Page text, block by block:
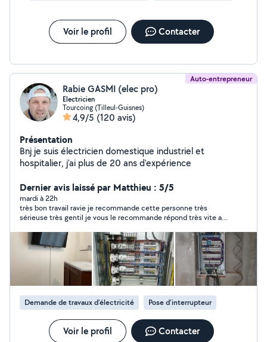
Voir le profil Contacter
Auto-entrepreneur
Rabie GASMI (elec pro)
Electricien
Tourcoing (Tilleul-Guisnes)
4,9/5 (120 avis)
Présentation
Bnj je suis électricien domestique industriel et
hospitalier, j'ai plus de 20 ans d'expérience
Dernier avis laissé par Matthieu : 5/5
mardi à 22h
très bon travail ravie je recommande cette personne très
sérieuse très gentil je vous le recommande répond très vite au
Demande de travaux d’électricité Pose d'interrupteur
Voir le profil Contacter